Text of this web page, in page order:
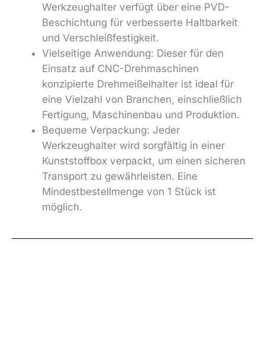
Werkzeughalter verfügt über eine PVD-
Beschichtung für verbesserte Haltbarkeit
und Verschleißfestigkeit.
Vielseitige Anwendung: Dieser für den
Einsatz auf CNC-Drehmaschinen
konzipierte Drehmeißelhalter ist ideal für
eine Vielzahl von Branchen, einschließlich
Fertigung, Maschinenbau und Produktion.
Bequeme Verpackung: Jeder
Werkzeughalter wird sorgfältig in einer
Kunststoffbox verpackt, um einen sicheren
Transport zu gewährleisten. Eine
Mindestbestellmenge von 1 Stück ist
möglich.